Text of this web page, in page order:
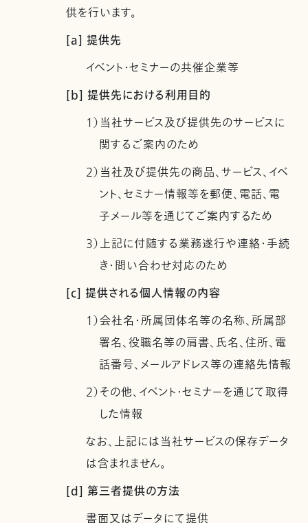
供を行います。
[a] 提供先
イベント・セミナーの共催企業等
[b] 提供先における利用目的
1）当社サービス及び提供先のサービスに
関するご案内のため
2）当社及び提供先の商品、サービス、イベ
ント、セミナー情報等を郵便、電話、電
子メール等を通じてご案内するため
3）上記に付随する業務遂行や連絡・手続
き・問い合わせ対応のため
[c] 提供される個人情報の内容
1）会社名・所属団体名等の名称、所属部
署名、役職名等の肩書、氏名、住所、電
話番号、メールアドレス等の連絡先情報
2）その他、イベント・セミナーを通じて取得
した情報
なお、上記には当社サービスの保存データ
は含まれません。
[d] 第三者提供の方法
書面又はデータにて提供